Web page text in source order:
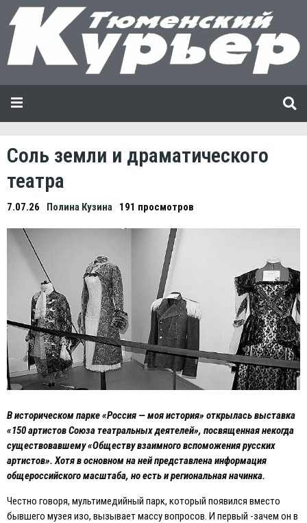
Соль земли и драматического
театра
7.07.26 Полина Кузина 191 просмотров
В историческом парке «Россия — моя история» открылась выставка
«150 артистов Союза театральных деятелей», посвященная некогда
существовавшему «Обществу взаимного вспоможения русских
артистов». Хотя в основном на ней представлена информация
общероссийского масштаба, но есть и региональная начинка.
Честно говоря, мультимедийный парк, который появился вместо
бывшего музея изо, вызывает массу вопросов. И первый -зачем он в